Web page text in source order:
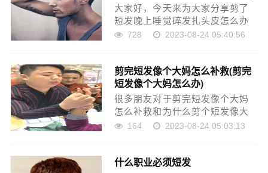
大家好，今天来为大家分享剪了
短发晚上睡觉碎发扎头皮怎么办
的一些知识点，和剪头发总想睡
太清楚的话可以看看本篇文章，
相信很大概率可以解决……
728 2023-08-24 05:40:56
剪完短发像个大妈怎么补救(剪完
短发像个大妈怎么办)
很多朋友对于剪完短发像个大妈
怎么补救和为什么剪个短发像大
妈不太懂，今天就由小编来为大
发被剪得像大妈，怎么办剪完短
164 2023-08-24 05:03:13
什么职业必须短发